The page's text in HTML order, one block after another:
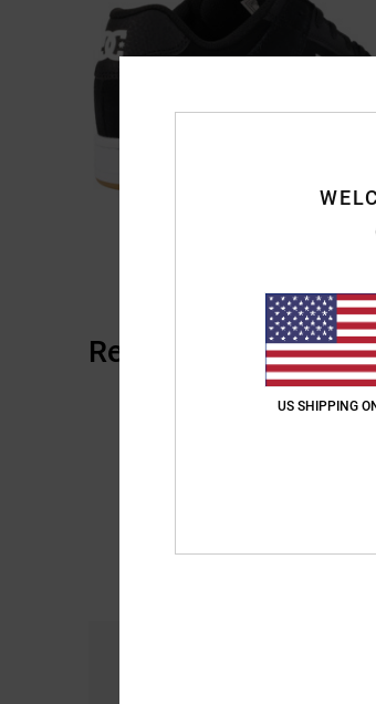
Reviews van klanten
US SHIPPING